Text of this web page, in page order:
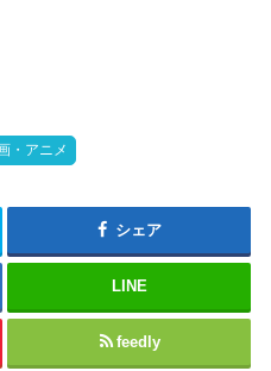
・アニメ
シェア
LINE
feedly